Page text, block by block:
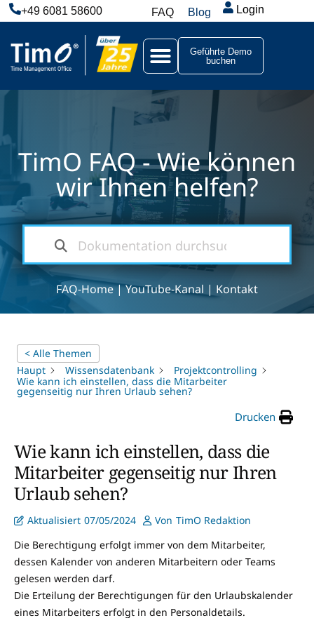
+49 6081 58600 FAQ Blog Login
Geführte Demo
buchen
TimO FAQ - Wie können
wir Ihnen helfen?
FAQ-Home|YouTube-Kanal | Kontakt
< Alle Themen
Haupt
Wissensdatenbank
Projektcontrolling
Wie kann ich einstellen, dass die Mitarbeiter
gegenseitig nur Ihren Urlaub sehen?
Drucken
Wie kann ich einstellen, dass die
Mitarbeiter gegenseitig nur Ihren
Urlaub sehen?
Aktualisiert 07/05/2024 Von TimO Redaktion
Die Berechtigung erfolgt immer von dem Mitarbeiter,
dessen Kalender von anderen Mitarbeitern oder Teams
gelesen werden darf.
Die Erteilung der Berechtigungen für den Urlaubskalender
eines Mitarbeiters erfolgt in den Personaldetails.